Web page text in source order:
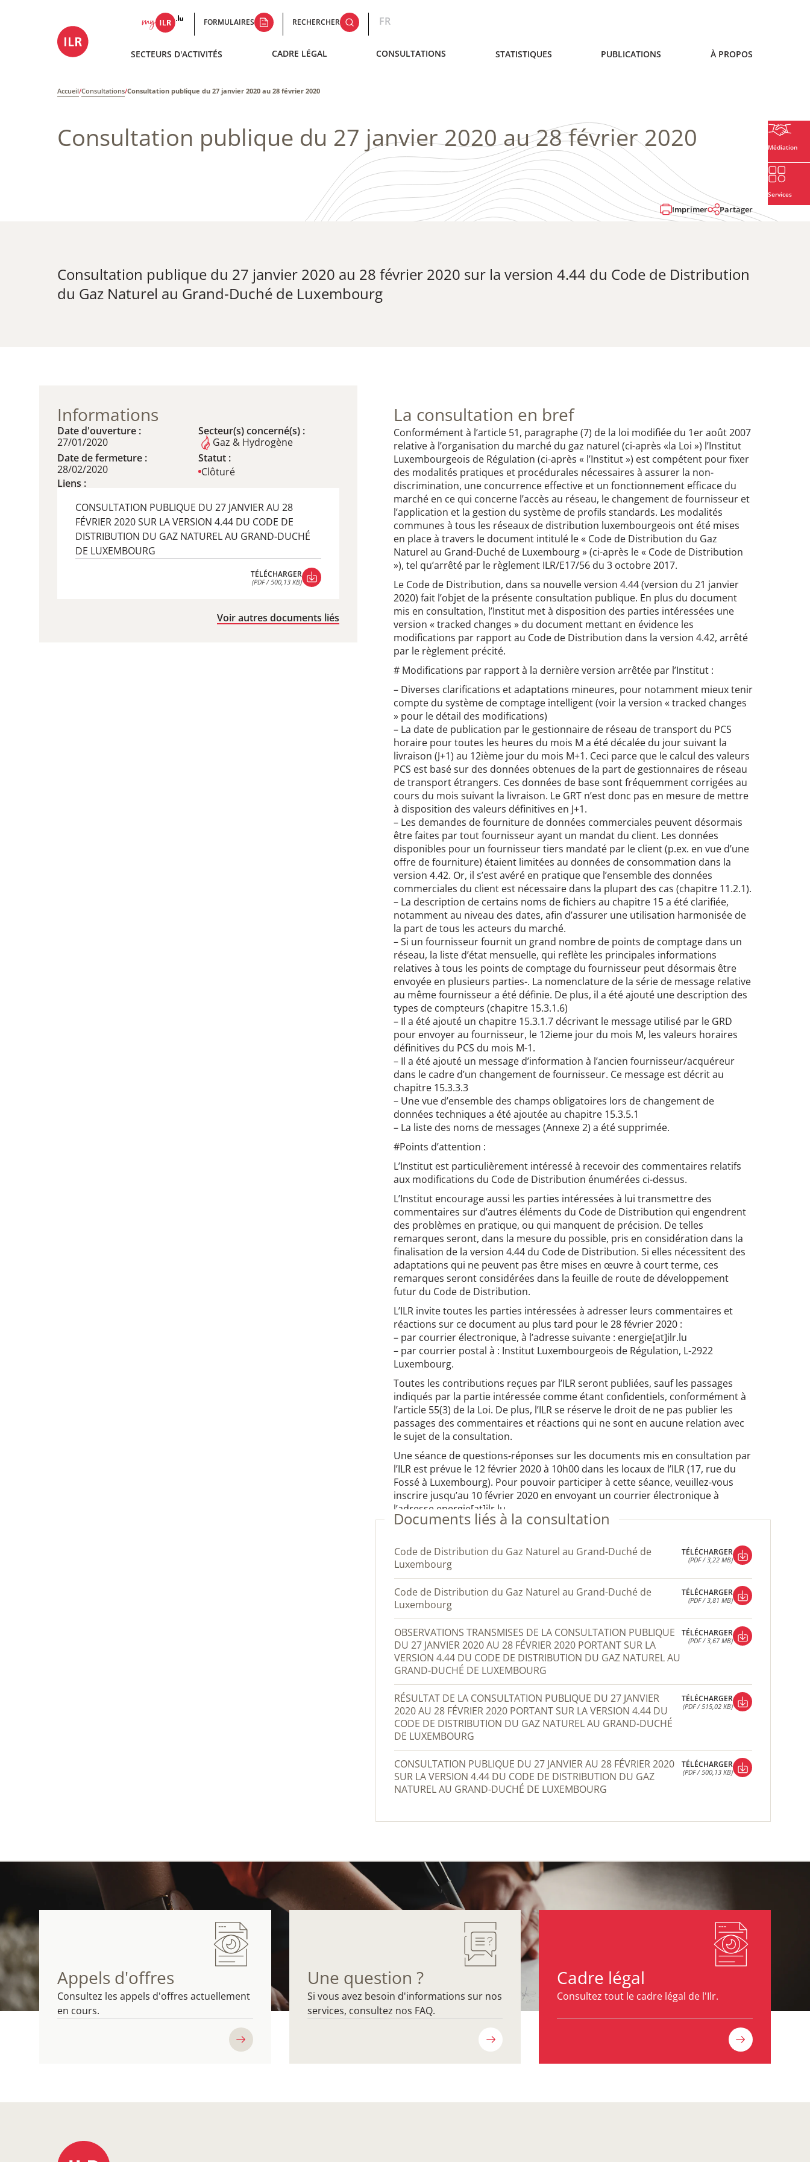
FORMULAIRES RECHERCHER FR
SECTEURS D'ACTIVITÉS CADRE LÉGAL CONSULTATIONS STATISTIQUES PUBLICATIONS À PROPOS
Accueil/Consultations/Consultation publique du 27 janvier 2020 au 28 février 2020
Médiation
Services
Consultation publique du 27 janvier 2020 au 28 février 2020
Imprimer Partager
Consultation publique du 27 janvier 2020 au 28 février 2020 ​sur la version 4.44 du Code de Distribution
du Gaz Naturel au Grand-Duché de Luxembourg
Informations
Date d'ouverture :
27/01/2020
Secteur(s) concerné(s) :
Gaz & Hydrogène
Date de fermeture :
28/02/2020
Statut :
Clôturé
Liens :
CONSULTATION PUBLIQUE DU 27 JANVIER AU 28
FÉVRIER 2020 SUR LA VERSION 4.44 DU CODE DE
DISTRIBUTION DU GAZ NATUREL AU GRAND-DUCHÉ
DE LUXEMBOURG
TÉLÉCHARGER
(PDF / 500,13 KB)
Voir autres documents liés
La consultation en bref
​Conformément à l’article 51, paragraphe (7) de la loi modifiée du 1er août 2007
relative à l’organisation du marché du gaz naturel (ci-après «la Loi ») l’Institut
Luxembourgeois de Régulation (ci-après « l’Institut ») est compétent pour fixer
des modalités pratiques et procédurales nécessaires à assurer la non-
discrimination, une concurrence effective et un fonctionnement efficace du
marché en ce qui concerne l’accès au réseau, le changement de fournisseur et
l’application et la gestion du système de profils standards. Les modalités
communes à tous les réseaux de distribution luxembourgeois ont été mises
en place à travers le document intitulé le « Code de Distribution du Gaz
Naturel au Grand-Duché de Luxembourg » (ci-après le « Code de Distribution
»), tel qu’arrêté par le règlement ILR/E17/56 du 3 octobre 2017.
Le Code de Distribution, dans sa nouvelle version 4.44 (version du 21 janvier
2020) fait l’objet de la présente consultation publique. En plus du document
mis en consultation, l’Institut met à disposition des parties intéressées une
version « tracked changes » du document mettant en évidence les
modifications par rapport au Code de Distribution dans la version 4.42, arrêté
par le règlement précité.
# Modifications par rapport à la dernière version arrêtée par l’Institut :
– Diverses clarifications et adaptations mineures, pour notamment mieux tenir
compte du système de comptage intelligent (voir la version « tracked changes
» pour le détail des modifications)
– La date de publication par le gestionnaire de réseau de transport du PCS
horaire pour toutes les heures du mois M a été décalée du jour suivant la
livraison (J+1) au 12ième jour du mois M+1. Ceci parce que le calcul des valeurs
PCS est basé sur des données obtenues de la part de gestionnaires de réseau
de transport étrangers. Ces données de base sont fréquemment corrigées au
cours du mois suivant la livraison. Le GRT n’est donc pas en mesure de mettre
à disposition des valeurs définitives en J+1.
– Les demandes de fourniture de données commerciales peuvent désormais
être faites par tout fournisseur ayant un mandat du client. Les données
disponibles pour un fournisseur tiers mandaté par le client (p.ex. en vue d’une
offre de fourniture) étaient limitées au données de consommation dans la
version 4.42. Or, il s’est avéré en pratique que l’ensemble des données
commerciales du client est nécessaire dans la plupart des cas (chapitre 11.2.1).
– La description de certains noms de fichiers au chapitre 15 a été clarifiée,
notamment au niveau des dates, afin d’assurer une utilisation harmonisée de
la part de tous les acteurs du marché.
– Si un fournisseur fournit un grand nombre de points de comptage dans un
réseau, la liste d’état mensuelle, qui reflète les principales informations
relatives à tous les points de comptage du fournisseur peut désormais être
envoyée en plusieurs parties-. La nomenclature de la série de message relative
au même fournisseur a été définie. De plus, il a été ajouté une description des
types de compteurs (chapitre 15.3.1.6)
– Il a été ajouté un chapitre 15.3.1.7 décrivant le message utilisé par le GRD
pour envoyer au fournisseur, le 12ieme jour du mois M, les valeurs horaires
définitives du PCS du mois M-1.
– Il a été ajouté un message d’information à l’ancien fournisseur/acquéreur
dans le cadre d’un changement de fournisseur. Ce message est décrit au
chapitre 15.3.3.3
– Une vue d’ensemble des champs obligatoires lors de changement de
données techniques a été ajoutée au chapitre 15.3.5.1
– La liste des noms de messages (Annexe 2) a été supprimée.
#Points d’attention :
L’Institut est particulièrement intéressé à recevoir des commentaires relatifs
aux modifications du Code de Distribution énumérées ci-dessus.
L’Institut encourage aussi les parties intéressées à lui transmettre des
commentaires sur d’autres éléments du Code de Distribution qui engendrent
des problèmes en pratique, ou qui manquent de précision. De telles
remarques seront, dans la mesure du possible, pris en considération dans la
finalisation de la version 4.44 du Code de Distribution. Si elles nécessitent des
adaptations qui ne peuvent pas être mises en œuvre à court terme, ces
remarques seront considérées dans la feuille de route de développement
futur du Code de Distribution.
L’ILR invite toutes les parties intéressées à adresser leurs commentaires et
réactions sur ce document au plus tard pour le 28 février 2020 :
– par courrier électronique, à l’adresse suivante : energie[at]ilr.lu
– par courrier postal à : Institut Luxembourgeois de Régulation, L-2922
Luxembourg.
Toutes les contributions reçues par l’ILR seront publiées, sauf les passages
indiqués par la partie intéressée comme étant confidentiels, conformément à
l’article 55(3) de la Loi. De plus, l’ILR se réserve le droit de ne pas publier les
passages des commentaires et réactions qui ne sont en aucune relation avec
le sujet de la consultation.
Une séance de questions-réponses sur les documents mis en consultation par
l’ILR est prévue le 12 février 2020 à 10h00 dans les locaux de l’ILR (17, rue du
Fossé à Luxembourg). Pour pouvoir participer à cette séance, veuillez-vous
inscrire jusqu’au 10 février 2020 en envoyant un courrier électronique à
l’adresse energie[at]ilr.lu.
Documents liés à la consultation
Code de Distribution du Gaz Naturel au Grand-Duché de
Luxembourg
TÉLÉCHARGER
(PDF / 3,22 MB)
(PDF / 3,22 MB)
Code de Distribution du Gaz Naturel au Grand-Duché de
Luxembourg
TÉLÉCHARGER
(PDF / 3,81 MB)
(PDF / 3,81 MB)
OBSERVATIONS TRANSMISES DE LA CONSULTATION PUBLIQUE
DU 27 JANVIER 2020 AU 28 FÉVRIER 2020 PORTANT SUR LA
VERSION 4.44 DU CODE DE DISTRIBUTION DU GAZ NATUREL AU
GRAND-DUCHÉ DE LUXEMBOURG
TÉLÉCHARGER
(PDF / 3,67 MB)
RÉSULTAT DE LA CONSULTATION PUBLIQUE DU 27 JANVIER
2020 AU 28 FÉVRIER 2020 PORTANT SUR LA VERSION 4.44 DU
CODE DE DISTRIBUTION DU GAZ NATUREL AU GRAND-DUCHÉ
DE LUXEMBOURG
TÉLÉCHARGER
(PDF / 515,02 KB)
CONSULTATION PUBLIQUE DU 27 JANVIER AU 28 FÉVRIER 2020
SUR LA VERSION 4.44 DU CODE DE DISTRIBUTION DU GAZ
NATUREL AU GRAND-DUCHÉ DE LUXEMBOURG
TÉLÉCHARGER
(PDF / 500,13 KB)
Appels d'offres
Consultez les appels d'offres actuellement
en cours.
Une question ?
Si vous avez besoin d'informations sur nos
services, consultez nos FAQ.
Cadre légal
Consultez tout le cadre légal de l'Ilr.